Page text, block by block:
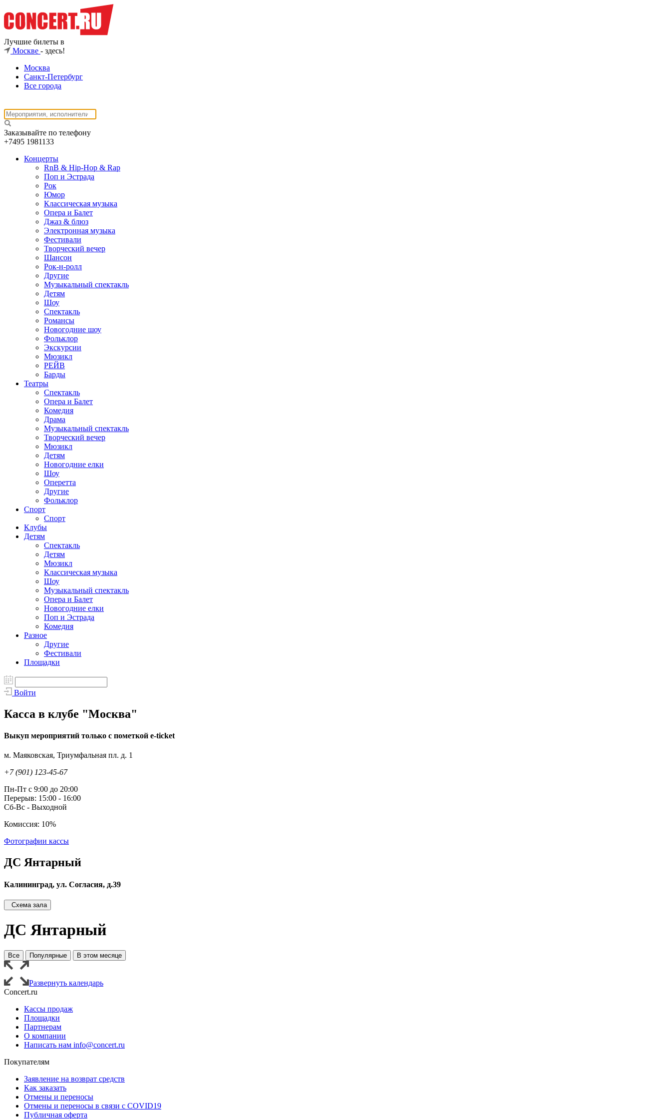
Лучшие билеты в
Москве - здесь!
Москва
Санкт-Петербург
Все города
Заказывайте по телефону
+7495 1981133
Концерты
RnB & Hip-Hop & Rap
Поп и Эстрада
Рок
Юмор
Классическая музыка
Опера и Балет
Джаз & блюз
Электронная музыка
Фестивали
Творческий вечер
Шансон
Рок-н-ролл
Другие
Музыкальный спектакль
Детям
Шоу
Спектакль
Романсы
Новогодние шоу
Фольклор
Экскурсии
Мюзикл
РЕЙВ
Барды
Театры
Спектакль
Опера и Балет
Комедия
Драма
Музыкальный спектакль
Творческий вечер
Мюзикл
Детям
Новогодние елки
Шоу
Оперетта
Другие
Фольклор
Спорт
Спорт
Клубы
Детям
Спектакль
Детям
Мюзикл
Классическая музыка
Шоу
Музыкальный спектакль
Опера и Балет
Новогодние елки
Поп и Эстрада
Комедия
Разное
Другие
Фестивали
Площадки
Войти
Касса в клубе "Москва"
Выкуп мероприятий только с пометкой e-ticket
м. Маяковская, Триумфальная пл. д. 1
+7 (901) 123-45-67
Пн-Пт с 9:00 до 20:00
Перерыв: 15:00 - 16:00
Сб-Вс - Выходной
Комиссия: 10%
Фотографии кассы
ДС Янтарный
Калининград, ул. Согласия, д.39
Схема зала
ДС Янтарный
Все Популярные В этом месяце
Развернуть календарь
Concert.ru
Кассы продаж
Площадки
Партнерам
О компании
Написать нам info@concert.ru
Покупателям
Заявление на возврат средств
Как заказать
Отмены и переносы
Отмены и переносы в связи с COVID19
Публичная оферта